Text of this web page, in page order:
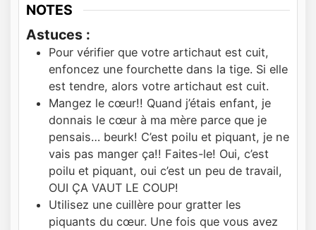
NOTES
Astuces :
Pour vérifier que votre artichaut est cuit,
enfoncez une fourchette dans la tige. Si elle
est tendre, alors votre artichaut est cuit.
Mangez le cœur!! Quand j’étais enfant, je
donnais le cœur à ma mère parce que je
pensais… beurk! C’est poilu et piquant, je ne
vais pas manger ça!! Faites-le! Oui, c’est
poilu et piquant, oui c’est un peu de travail,
OUI ÇA VAUT LE COUP!
Utilisez une cuillère pour gratter les
piquants du cœur. Une fois que vous avez